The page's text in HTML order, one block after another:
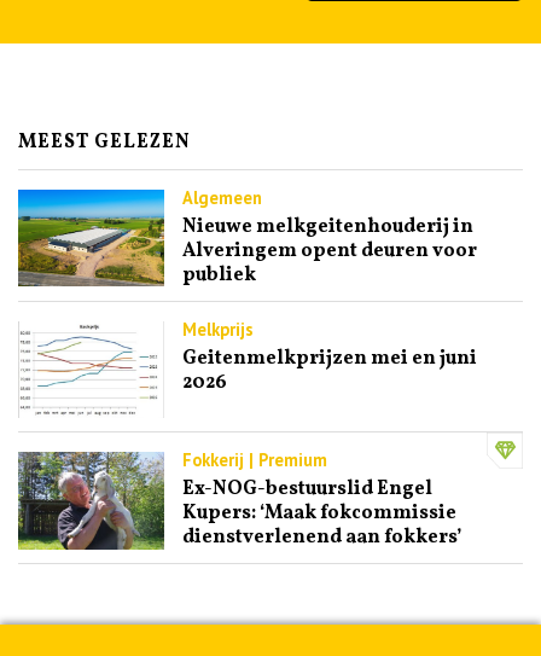
MEEST GELEZEN
Algemeen
Nieuwe melkgeitenhouderij in
Alveringem opent deuren voor
publiek
Melkprijs
Geitenmelkprijzen mei en juni
2026
Fokkerij | Premium
Ex-NOG-bestuurslid Engel
Kupers: ‘Maak fokcommissie
dienstverlenend aan fokkers’